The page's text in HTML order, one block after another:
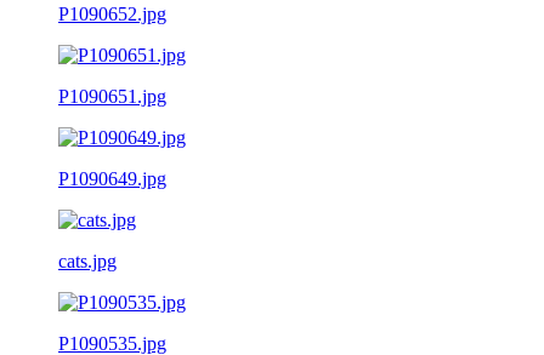
P1090652.jpg
P1090651.jpg
P1090649.jpg
cats.jpg
P1090535.jpg